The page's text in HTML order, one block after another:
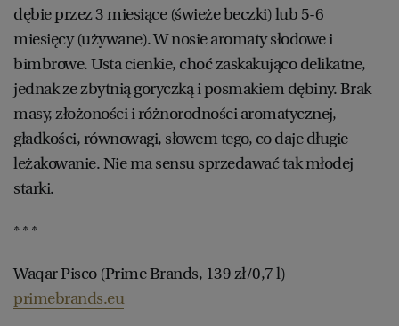
dębie przez 3 miesiące (świeże beczki) lub 5-6
miesięcy (używane). W nosie aromaty słodowe i
bimbrowe. Usta cienkie, choć zaskakująco delikatne,
jednak ze zbytnią goryczką i posmakiem dębiny. Brak
masy, złożoności i różnorodności aromatycznej,
gładkości, równowagi, słowem tego, co daje długie
leżakowanie. Nie ma sensu sprzedawać tak młodej
starki.
* * *
Waqar Pisco (Prime Brands, 139 zł/0,7 l)
primebrands.eu